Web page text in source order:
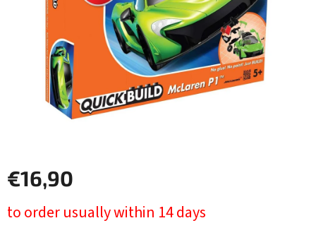
€16,90
price:
to order usually within 14 days